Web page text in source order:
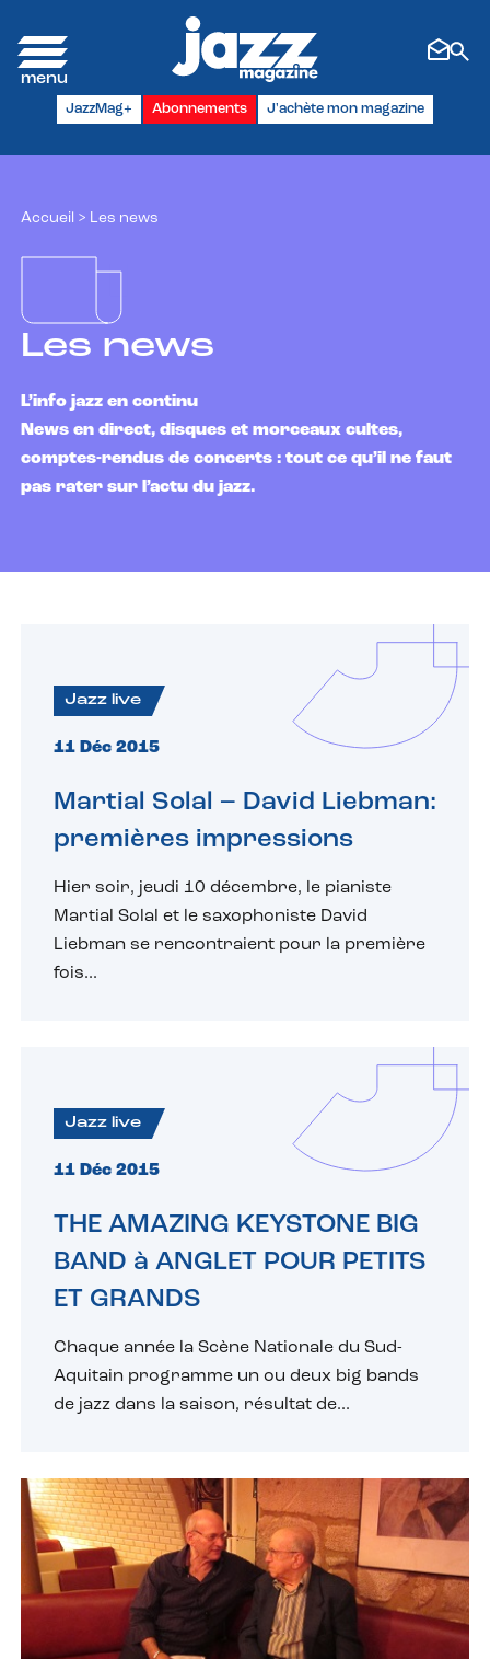
JazzMag+ Abonnements J'achète mon magazine
Accueil > Les news
Les news
L’info jazz en continu
News en direct, disques et morceaux cultes,
comptes-rendus de concerts : tout ce qu’il ne faut
pas rater sur l’actu du jazz.
Jazz live
11 Déc 2015
Martial Solal – David Liebman:
premières impressions
Hier soir, jeudi 10 décembre, le pianiste
Martial Solal et le saxophoniste David
Liebman se rencontraient pour la première
fois...
Jazz live
11 Déc 2015
THE AMAZING KEYSTONE BIG
BAND à ANGLET POUR PETITS
ET GRANDS
Chaque année la Scène Nationale du Sud-
Aquitain programme un ou deux big bands
de jazz dans la saison, résultat de...